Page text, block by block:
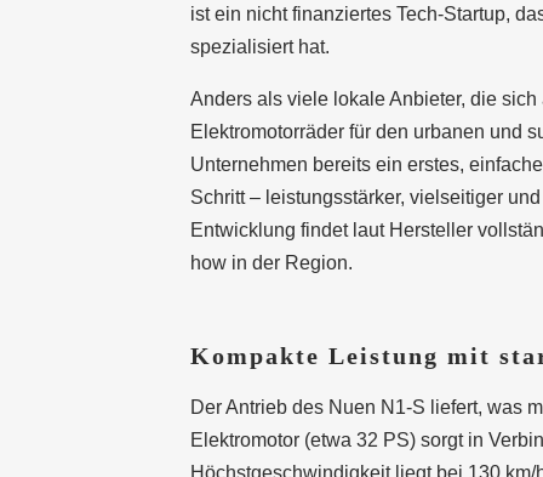
ist ein nicht finanziertes Tech-Startup,
spezialisiert hat.
Anders als viele lokale Anbieter, die
Elektromotorräder für den urbanen und
Unternehmen bereits ein erstes,
Schritt – leistungsstärker, vielseitiger
Entwicklung findet laut Hersteller
how in der Region.
Kompakte Leistung mit
Der Antrieb des Nuen N1-S liefert, was
Elektromotor (etwa 32 PS) sorgt in
Höchstgeschwindigkeit liegt bei 130